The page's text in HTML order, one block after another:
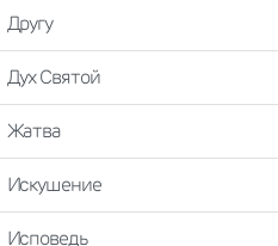
Другу
Дух Святой
Жатва
Искушение
Исповедь